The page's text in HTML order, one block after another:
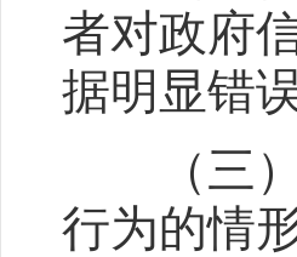
者对政府
据明显错
（三）
行为的情形